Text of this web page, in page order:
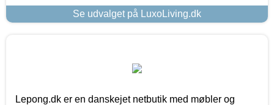
Se udvalget på LuxoLiving.dk
Lepong.dk er en danskejet netbutik med møbler og